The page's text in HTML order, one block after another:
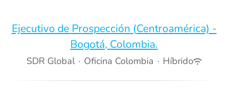
Ejecutivo de Prospección (Centroamérica) -
Bogotá, Colombia.
SDR Global · Oficina Colombia · Híbrido